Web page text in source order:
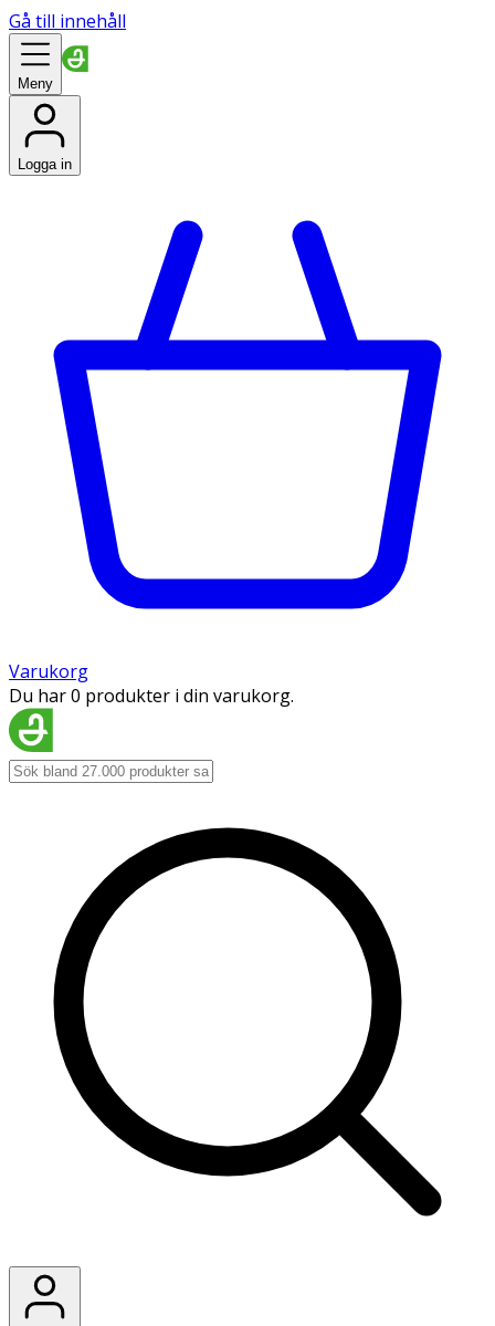
Gå till innehåll
Meny
Logga in
Varukorg
Du har 0 produkter i din varukorg.